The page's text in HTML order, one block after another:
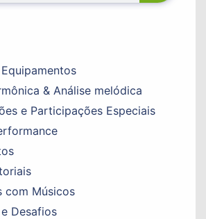
& Análise melódica
e Participações Especiais
com Músicos
Desafios